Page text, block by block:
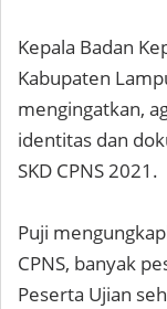
Kepala Badan
Kabupaten
mengingatkan,
identitas dan
SKD CPNS 2021.
Puji
CPNS, banyak
Peserta Ujian